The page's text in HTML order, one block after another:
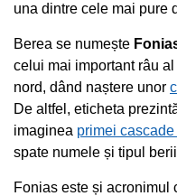
una dintre cele mai pure
Berea se numește
celui mai important râu
nord, dând naștere unor
De altfel, eticheta
imaginea primei
spate numele și tipul
Fonias este și acronimul